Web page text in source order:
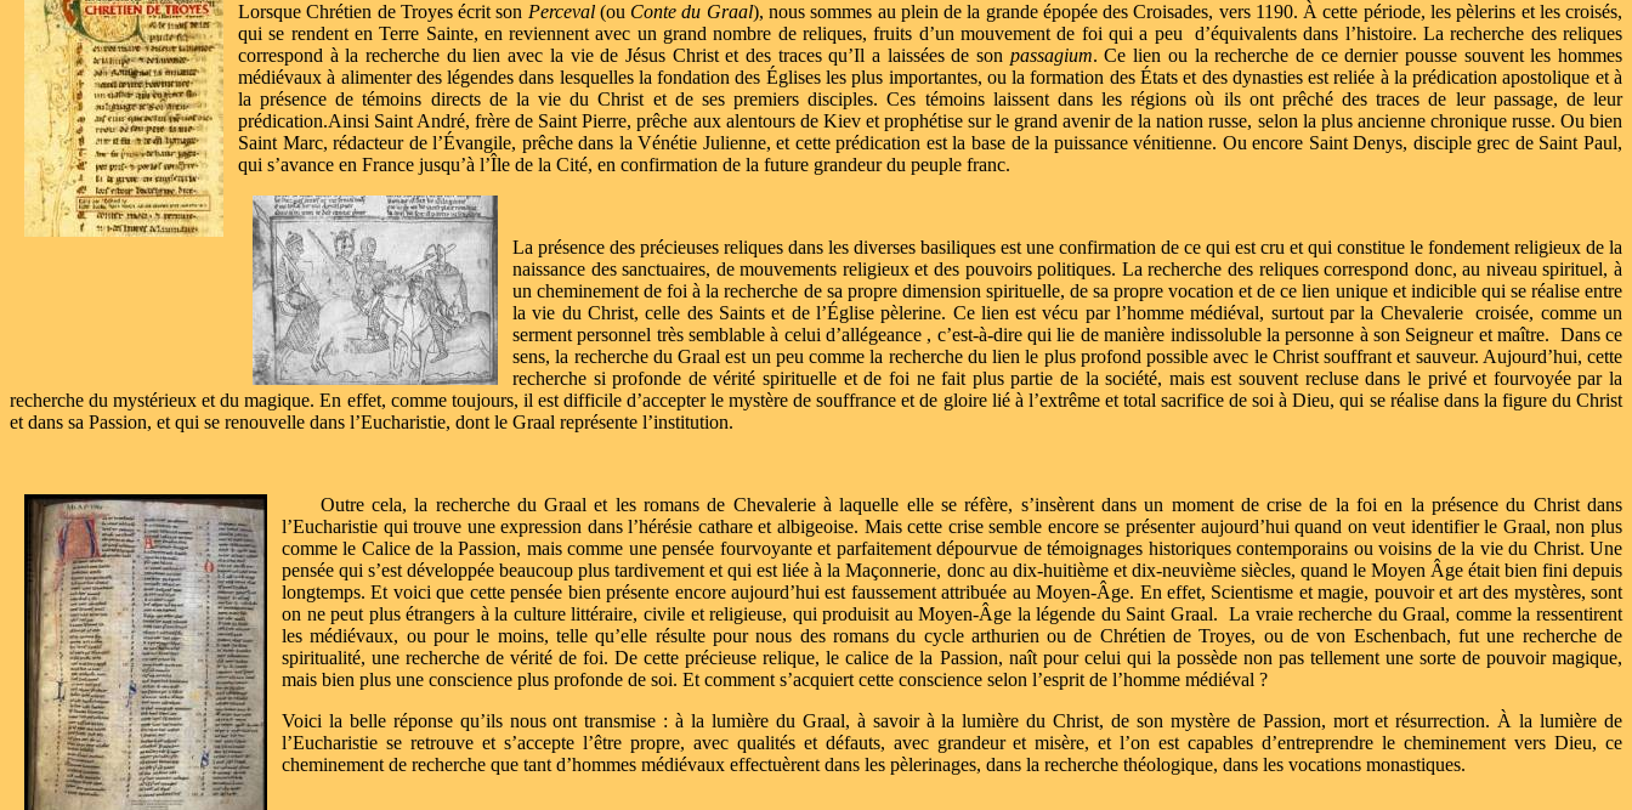
Lorsque Chrétien de Troyes écrit son Perceval(ou Conte du Graal), nous sommes au plein de la grande épopée des Croisades, vers 1190. À cette période, les pèlerins et les croisés,
qui se rendent en Terre Sainte, en reviennent avec un grand nombre de reliques, fruits d’un mouvement de foi qui a peu
d’équivalents dans l’histoire. La recherche des reliques
correspond à la recherche du lien avec la vie de Jésus Christ et des traces qu’Il a laissées de son passagium.Ce lien ou la recherche de ce dernier pousse souvent les hommes
médiévaux à alimenter des légendes dans lesquelles la fondation des Églises les plus importantes, ou la formation des États et des dynasties est reliée à la prédication apostolique et à
la présence de témoins directs de la vie du Christ et de ses premiers disciples. Ces témoins laissent dans les régions où ils ont prêché des traces de leur passage, de leur
prédication.Ainsi Saint André, frère de Saint Pierre, prêche aux alentours de Kiev et prophétise sur le grand avenir de la nation russe, selon la plus ancienne chronique russe. Ou bien
Saint Marc, rédacteur de l’Évangile, prêche dans la Vénétie Julienne, et cette prédication est la base de la puissance vénitienne. Ou encore Saint Denys, disciple grec de Saint Paul,
qui s’avance en France jusqu’à l’Île de la Cité, en confirmation de la future grandeur du peuple franc.
La présence des précieuses reliques dans les diverses basiliques est une confirmation de ce qui est cru et qui constitue le fondement religieux de la
naissance des sanctuaires, de mouvements religieux et des pouvoirs politiques. La recherche des reliques correspond donc, au niveau spirituel, à
un cheminement de foi à la recherche de sa propre dimension spirituelle, de sa propre vocation et de ce lien unique et indicible qui se réalise entre
la vie du Christ, celle des Saints et de l’Église pèlerine. Ce lien est vécu par l’homme médiéval, surtout par la Chevalerie
croisée, comme un
serment personnel très semblable à celui d’allégeance , c’est-à-dire qui lie de manière indissoluble la personne à son Seigneur et maître. Dans ce
sens, la recherche du Graal est un peu comme la recherche du lien le plus profond possible avec le Christ souffrant et sauveur. Aujourd’hui, cette
recherche si profonde de vérité spirituelle et de foi ne fait plus partie de la société, mais est souvent recluse dans le privé et fourvoyée par la
recherche du mystérieux et du magique. En effet, comme toujours, il est difficile d’accepter le mystère de souffrance et de gloire lié à l’extrême et total sacrifice de soi à Dieu, qui se réalise dans la figure du Christ
et dans sa Passion, et qui se renouvelle dans l’Eucharistie, dont le Graal représente l’institution.
Outre cela, la recherche du Graal et les romans de Chevalerie à laquelle elle se réfère, s’insèrent dans un moment de crise de la foi en la présence du Christ dans
l’Eucharistie qui trouve une expression dans l’hérésie cathare et albigeoise. Mais cette crise semble encore se présenter aujourd’hui quand on veut identifier le Graal, non plus
comme le Calice de la Passion, mais comme une pensée fourvoyante et parfaitement dépourvue de témoignages historiques contemporains ou voisins de la vie du Christ. Une
pensée qui s’est développée beaucoup plus tardivement et qui est liée à la Maçonnerie, donc au dix-huitième et dix-neuvième siècles, quand le Moyen Âge était bien fini depuis
longtemps. Et voici que cette pensée bien présente encore aujourd’hui est faussement attribuée au Moyen-Âge. En effet, Scientisme et magie, pouvoir et art des mystères, sont
on ne peut plus étrangers à la culture littéraire, civile et religieuse, qui produisit au Moyen-Âge la légende du Saint Graal. La vraie recherche du Graal, comme la ressentirent
les médiévaux, ou pour le moins, telle qu’elle résulte pour nous des romans du cycle arthurien ou de Chrétien de Troyes, ou de von Eschenbach, fut une recherche de
spiritualité, une recherche de vérité de foi. De cette précieuse relique, le calice de la Passion, naît pour celui qui la possède non pas tellement une sorte de pouvoir magique,
mais bien plus une conscience plus profonde de soi. Et comment s’acquiert cette conscience selon l’esprit de l’homme médiéval ?
Voici la belle réponse qu’ils nous ont transmise : à la lumière du Graal, à savoir à la lumière du Christ, de son mystère de Passion, mort et résurrection. À la lumière de
l’Eucharistie se retrouve et s’accepte l’être propre, avec qualités et défauts, avec grandeur et misère, et l’on est capables d’entreprendre le cheminement vers Dieu, ce
cheminement de recherche que tant d’hommes médiévaux effectuèrent dans les pèlerinages, dans la recherche théologique, dans les vocations monastiques.